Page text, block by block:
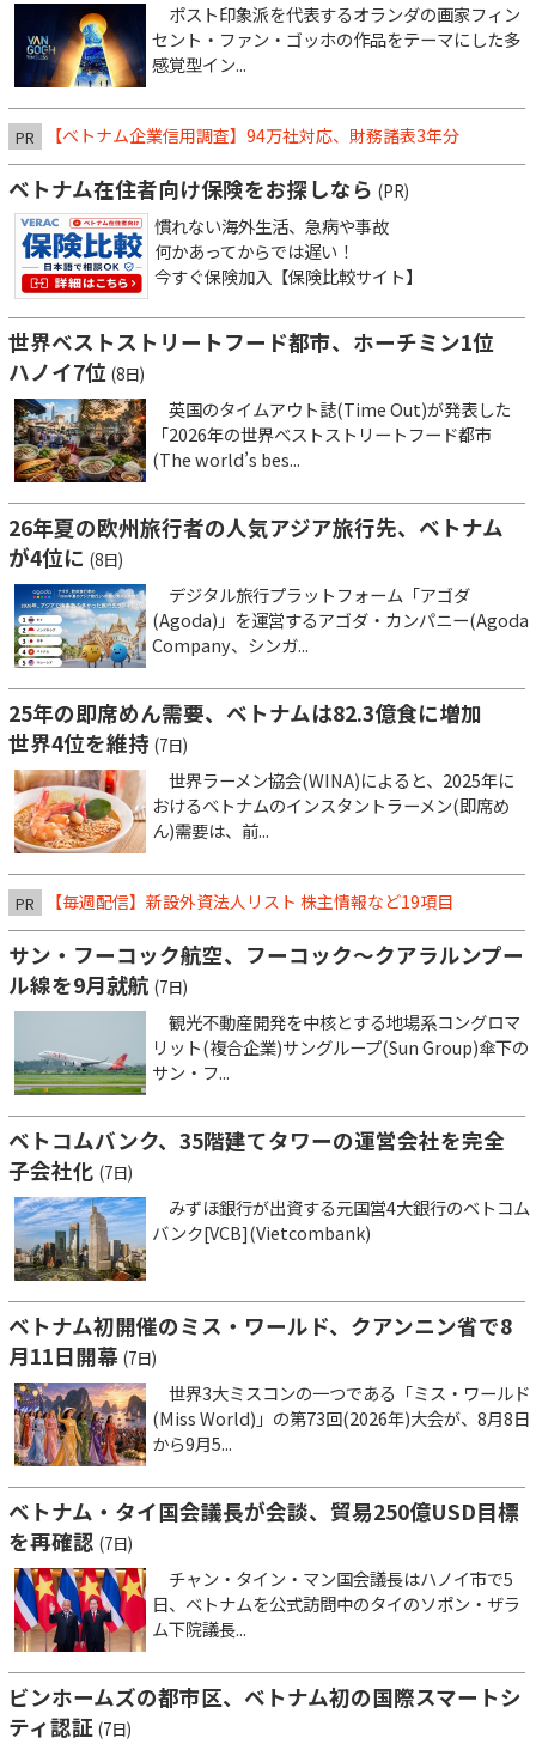
ポスト印象派を代表するオランダの画家フィン
セント・ファン・ゴッホの作品をテーマにした多
感覚型イン...
PR 【ベトナム企業信用調査】94万社対応、財務諸表3年分
ベトナム在住者向け保険をお探しなら (PR)
慣れない海外生活、急病や事故
何かあってからでは遅い！
今すぐ保険加入【保険比較サイト】
世界ベストストリートフード都市、ホーチミン1位
ハノイ7位 (8日)
英国のタイムアウト誌(Time Out)が発表した
「2026年の世界ベストストリートフード都市
(The world’s bes...
26年夏の欧州旅行者の人気アジア旅行先、ベトナム
が4位に (8日)
デジタル旅行プラットフォーム「アゴダ
(Agoda)」を運営するアゴダ・カンパニー(Agoda
Company、シンガ...
25年の即席めん需要、ベトナムは82.3億食に増加
世界4位を維持 (7日)
世界ラーメン協会(WINA)によると、2025年に
おけるベトナムのインスタントラーメン(即席め
ん)需要は、前...
PR 【毎週配信】新設外資法人リスト 株主情報など19項目
サン・フーコック航空、フーコック～クアラルンプー
ル線を9月就航 (7日)
観光不動産開発を中核とする地場系コングロマ
リット(複合企業)サングループ(Sun Group)傘下の
サン・フ...
ベトコムバンク、35階建てタワーの運営会社を完全
子会社化 (7日)
みずほ銀行が出資する元国営4大銀行のベトコム
バンク[VCB](Vietcombank)
ベトナム初開催のミス・ワールド、クアンニン省で8
月11日開幕 (7日)
世界3大ミスコンの一つである「ミス・ワールド
(Miss World)」の第73回(2026年)大会が、8月8日
から9月5...
ベトナム・タイ国会議長が会談、貿易250億USD目標
を再確認 (7日)
チャン・タイン・マン国会議長はハノイ市で5
日、ベトナムを公式訪問中のタイのソポン・ザラ
ム下院議長...
ビンホームズの都市区、ベトナム初の国際スマートシ
ティ認証 (7日)